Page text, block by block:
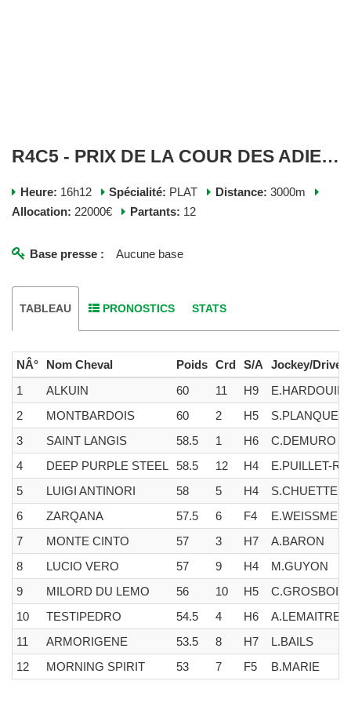
R4C5 - PRIX DE LA COUR DES ADIEUX - SAMEDI 13 AVRIL 2024
Heure: 16h12 Spécialité: PLAT Distance: 3000m
Allocation: 22000€ Partants: 12
Base presse : Aucune base
TABLEAU PRONOSTICS STATS
NÂ° Nom Cheval Poids Crd S/A
Jockey/Driver
1
ALKUIN 60 11 H9
E.HARDOUIN
2
MONTBARDOIS 60 2 H5
S.PLANQUE
3
SAINT LANGIS 58.5 1 H6
C.DEMURO
4
DEEP PURPLE STEEL 58.5 12 H4
E.PUILLET-
5
LUIGI ANTINORI 58 5 H4
S.CHUETTE
6
ZARQANA 57.5 6 F4
7
MONTE CINTO 57 3 H7
A.BARON
8
LUCIO VERO 57 9 H4
M.GUYON
9
MILORD DU LEMO 56 10 H5
C.GROSBOIS
10
TESTIPEDRO 54.5 4 H6
A.LEMAITRE
11
ARMORIGENE 53.5 8 H7
L.BAILS
12
MORNING SPIRIT 53 7 F5 B.MARIE